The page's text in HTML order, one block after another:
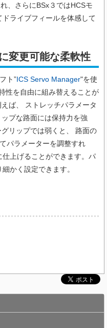
、さらにBSx３ではHCSモ
ライブフィールを体感して
変更可能な柔軟性
ト”ICS Servo Manager"を使
性を自由に組み替えることが
ば、 ストレッチパラメータ
プな路面には保持力を強
グリップでは弱くと、 路面の
パラメーターを調整すれ
上げることができます。パ
かく設定できます。